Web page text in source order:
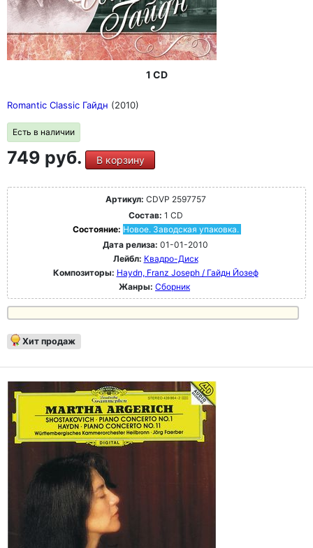
1 CD
Romantic Classic Гайдн (2010)
Есть в наличии
749 руб. В корзину
Артикул: CDVP 2597757
Состав: 1 CD
Состояние: Новое. Заводская упаковка.
Дата релиза: 01-01-2010
Лейбл: Квадро-Диск
Композиторы: Haydn, Franz Joseph / Гайдн Йозеф
Жанры: Сборник
Хит продаж